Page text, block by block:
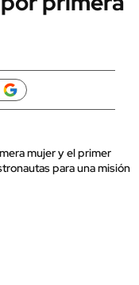
mujer y el primer
para una misión